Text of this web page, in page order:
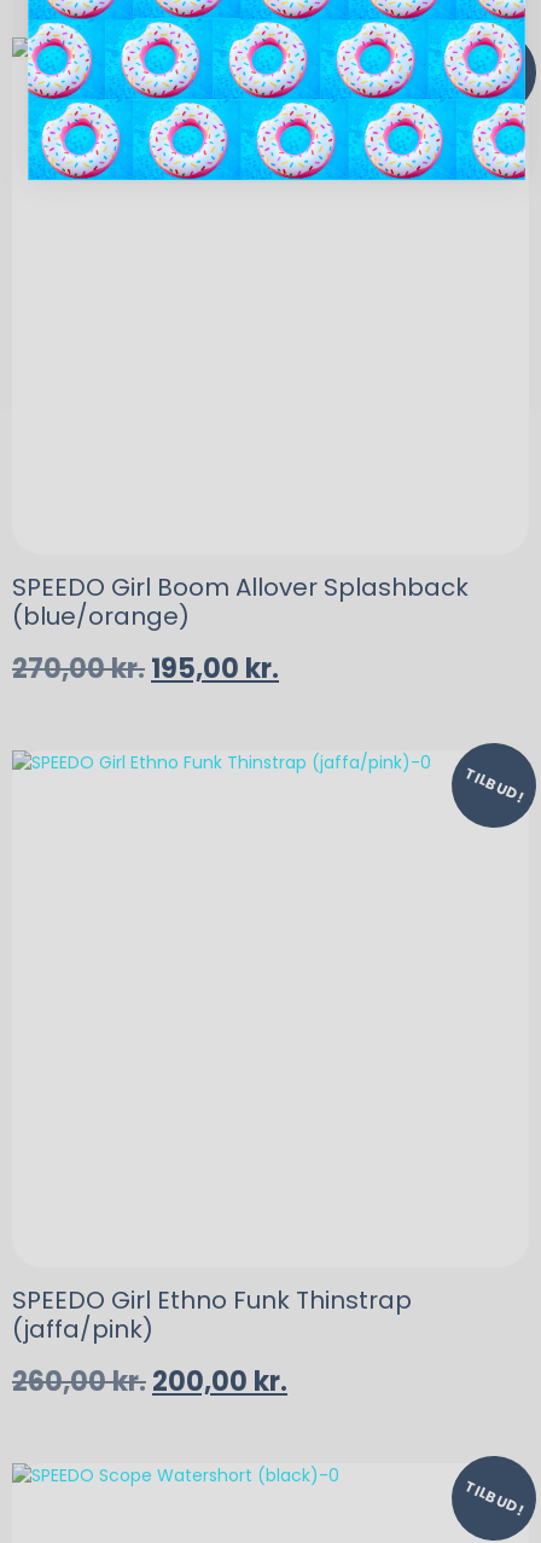
TILBUD!
SPEEDO Girl Boom Allover Splashback
(blue/orange)
270,00kr.195,00 kr.
TILBUD!
SPEEDO Girl Ethno Funk Thinstrap
(jaffa/pink)
260,00kr.200,00 kr.
TILBUD!